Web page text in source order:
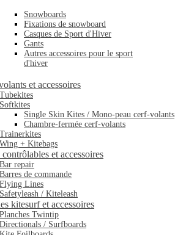
Snowboards
Fixations de snowboard
Casques de Sport d'Hiver
Gants
Autres accessoires pour le sport
d'hiver
et accessoires
Tubekites
Softkites
Single Skin Kites / Mono-peau cerf-volants
Chambre-fermée cerf-volants
Trainerkites
Wing + Kitebags
et accessoires
Bar repair
Barres de commande
Flying Lines
Safetyleash / Kiteleash
kitesurf et accessoires
Planches Twintip
Directionals / Surfboards